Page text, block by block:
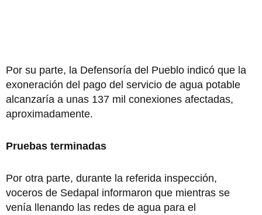
Por su parte, la Defensoría del Pueblo indicó que la
exoneración del pago del servicio de agua potable
alcanzaría a unas 137 mil conexiones afectadas,
aproximadamente.
Pruebas terminadas
Por otra parte, durante la referida inspección,
voceros de Sedapal informaron que mientras se
venía llenando las redes de agua para el